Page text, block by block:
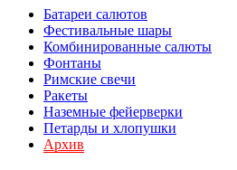
Батареи салютов
Фестивальные шары
Комбиниров­анные салюты
Фонтаны
Римские свечи
Ракеты
Наземные фейерверки
Петарды и хлопушки
Архив